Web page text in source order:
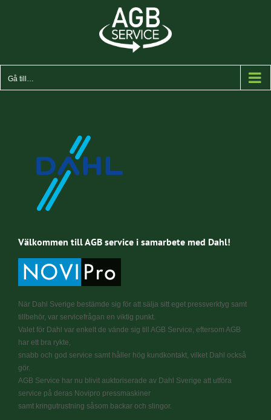
Gå till…
Välkommen till AGB service i samarbete med Dahl!
När Dahl Sverige bestämde sig för att sälja sitt eget pressverktyg samt
tillbehör, var servicefrågan en viktig punkt.
Valet för Dahl var enkelt de vände sig till AGB Service, eftersom AGB
har ett bra rykte,
snabb och god service samt håller hög kundkontakt, vilket Dahl också
gör.
AGB Service har nu blivit auktoriserade av Dahl Sverige att utföra
service på deras Novipro pressmaskiner
samt kringutrustning såsom backar och slingor.